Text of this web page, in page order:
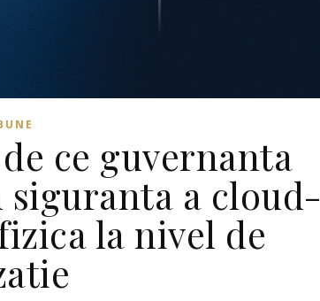
ce guvernanta
siguranta a cloud-
la nivel de